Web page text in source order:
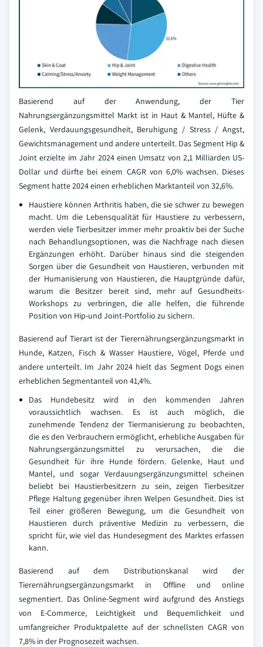
Basierend auf der Anwendung, der Tier
Nahrungsergänzungsmittel Markt ist in Haut & Mantel, Hüfte &
Gelenk, Verdauungsgesundheit, Beruhigung / Stress / Angst,
Gewichtsmanagement und andere unterteilt. Das Segment Hip &
Joint erzielte im Jahr 2024 einen Umsatz von 2,1 Milliarden US-
Dollar und dürfte bei einem CAGR von 6,0% wachsen. Dieses
Segment hatte 2024 einen erheblichen Marktanteil von 32,6%.
Haustiere können Arthritis haben, die sie schwer zu bewegen
macht. Um die Lebensqualität für Haustiere zu verbessern,
werden viele Tierbesitzer immer mehr proaktiv bei der Suche
nach Behandlungsoptionen, was die Nachfrage nach diesen
Ergänzungen erhöht. Darüber hinaus sind die steigenden
Sorgen über die Gesundheit von Haustieren, verbunden mit
der Humanisierung von Haustieren, die Hauptgründe dafür,
warum die Besitzer bereit sind, mehr auf Gesundheits-
Workshops zu verbringen, die alle helfen, die führende
Position von Hip-und Joint-Portfolio zu sichern.
Basierend auf Tierart ist der Tierernährungsergänzungsmarkt in
Hunde, Katzen, Fisch & Wasser Haustiere, Vögel, Pferde und
andere unterteilt. Im Jahr 2024 hielt das Segment Dogs einen
erheblichen Segmentanteil von 41,4%.
Das Hundebesitz wird in den kommenden Jahren
voraussichtlich wachsen. Es ist auch möglich, die
zunehmende Tendenz der Tiermanisierung zu beobachten,
die es den Verbrauchern ermöglicht, erhebliche Ausgaben für
Nahrungsergänzungsmittel zu verursachen, die die
Gesundheit für ihre Hunde fördern. Gelenke, Haut und
Mantel, und sogar Verdauungsergänzungsmittel scheinen
beliebt bei Haustierbesitzern zu sein, zeigen Tierbesitzer
Pflege Haltung gegenüber ihren Welpen Gesundheit. Dies ist
Teil einer größeren Bewegung, um die Gesundheit von
Haustieren durch präventive Medizin zu verbessern, die
spricht für, wie viel das Hundesegment des Marktes erfassen
kann.
Basierend auf dem Distributionskanal wird der
Tierernährungsergänzungsmarkt in Offline und online
segmentiert. Das Online-Segment wird aufgrund des Anstiegs
von E-Commerce, Leichtigkeit und Bequemlichkeit und
umfangreicher Produktpalette auf der schnellsten CAGR von
7,8% in der Prognosezeit wachsen.